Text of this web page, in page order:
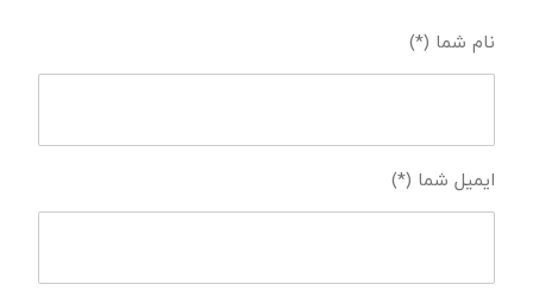
نام شما (*)
ایمیل شما (*)